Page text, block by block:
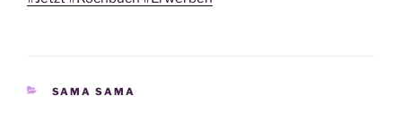
KATEGORIEN
SAMA SAMA